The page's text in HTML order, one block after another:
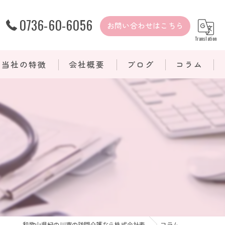
0736-60-6056 お問い合わせはこちら
Translation
当社の特徴
難病
医療的ケア
重度訪問介護
介護保険
自費サービス
会社概要 ブログ コラム